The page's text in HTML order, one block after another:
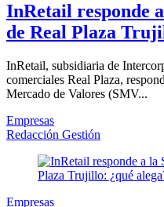
InRetail responde
de Real Plaza
InRetail, subsidiaria de
comerciales Real Plaza,
Mercado de Valores (SMV...
Empresas
Redacción Gestión
Empresas